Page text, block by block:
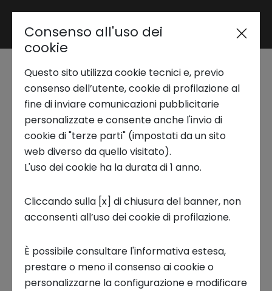
Area riservata
Trend Analysis
Applied Research
Startup Development
Business Transformation
Ecosystem enabling
Techstars
Trasformative World
Torino: si chiude il
accelerazione della
classe 2024
21 MAGGIO 2024
Consenso all'uso dei
cookie
Questo sito utilizza cookie tecnici e, previo
consenso dell’utente, cookie di profilazione al
fine di inviare comunicazioni pubblicitarie
personalizzate e consente anche l'invio di
cookie di "terze parti" (impostati da un sito
web diverso da quello visitato).
L'uso dei cookie ha la durata di 1 anno.
Cliccando sulla [x] di chiusura del banner, non
acconsenti all’uso dei cookie di profilazione.
È possibile consultare l'informativa estesa,
prestare o meno il consenso ai cookie o
personalizzarne la configurazione e modificare